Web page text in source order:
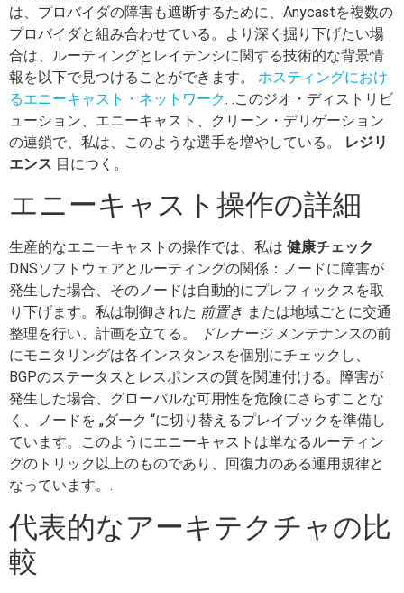
は、プロバイダの障害も遮断するために、Anycastを複数の
プロバイダと組み合わせている。より深く掘り下げたい場
合は、ルーティングとレイテンシに関する技術的な背景情
報を以下で見つけることができます。 ホスティングにおけ
るエニーキャスト・ネットワーク. .このジオ・ディストリビ
ューション、エニーキャスト、クリーン・デリゲーション
の連鎖で、私は、このような選手を増やしている。
レジリ
エンス 目につく。
エニーキャスト操作の詳細
生産的なエニーキャストの操作では、私は 健康チェック
DNSソフトウェアとルーティングの関係：ノードに障害が
発生した場合、そのノードは自動的にプレフィックスを取
り下げます。私は制御された 前置き または地域ごとに交通
整理を行い、計画を立てる。
ドレナージメンテナンスの前
にモニタリングは各インスタンスを個別にチェックし、
BGPのステータスとレスポンスの質を関連付ける。障害が
発生した場合、グローバルな可用性を危険にさらすことな
く、ノードを „ダーク “に切り替えるプレイブックを準備し
ています。このようにエニーキャストは単なるルーティン
グのトリック以上のものであり、回復力のある運用規律と
なっています。.
代表的なアーキテクチャの比
較